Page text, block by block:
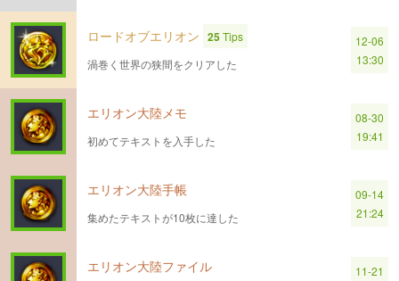
ロードオブエリオン 25Tips
渦巻く世界の狭間をクリアした
12-06
13:30
エリオン大陸メモ
初めてテキストを入手した
08-30
19:41
エリオン大陸手帳
集めたテキストが10枚に達した
09-14
21:24
エリオン大陸ファイル 11-21